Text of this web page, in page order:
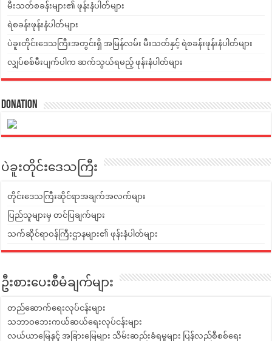
မီးသတ်စခန်းများ၏ ဖုန်းနံပါတ်များ
ရဲစခန်းဖုန်းနံပါတ်များ
ပဲခူးတိုင်းဒေသကြီးအတွင်းရှိ အမြန်လမ်း မီးသတ်နှင့် ရဲစခန်းဖုန်းနံပါတ်များ
လျှပ်စစ်မီးပျက်ပါက ဆက်သွယ်ရမည့် ဖုန်းနံပါတ်များ
Donation
ပဲခူးတိုင်းဒေသကြီး
တိုင်းဒေသကြီးဆိုင်ရာအချက်အလက်များ
ပြည်သူများမှ တင်ပြချက်များ
သက်ဆိုင်ရာဝန်ကြီးဌာနများ၏ ဖုန်းနံပါတ်များ
ဦးစားပေးစီမံချက်များ
တည်ဆောက်ရေးလုပ်ငန်းများ
သဘာဝဘေးကယ်ဆယ်ရေးလုပ်ငန်းများ
လယ်ယာမြေနှင့် အခြားမြေများ သိမ်းဆည်းခံရမှုများ ပြန်လည်စီစစ်ရေး